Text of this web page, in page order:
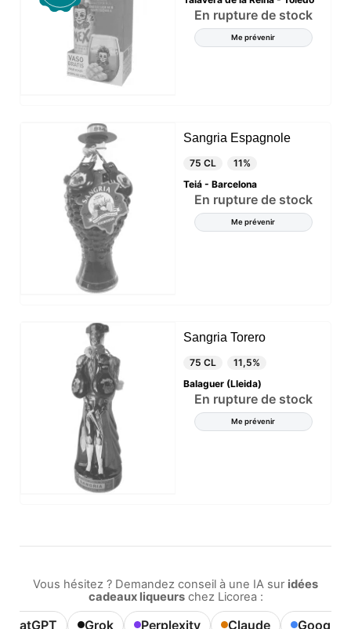
En rupture de stock
Me prévenir
Sangria Espagnole
75 CL
11%
Teiá - Barcelona
En rupture de stock
Me prévenir
Sangria Torero
75 CL
11,5%
Balaguer (Lleida)
En rupture de stock
Me prévenir
Vous hésitez ? Demandez conseil à une IA sur idées
cadeaux liqueurschez Licorea :
ChatGPT Grok Perplexity Claude Google
cookies nécessaires. Vous pouvez personnaliser
votre choix et sélectionner les cookies que vous
nous autorisez à utiliser dans votre session.